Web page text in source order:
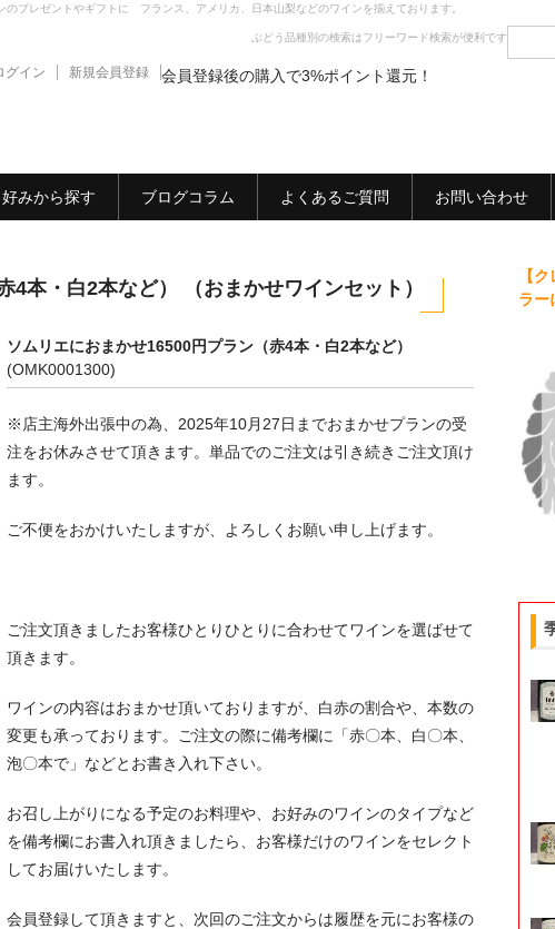
プレゼントやギフトに フランス、アメリカ、日本山梨などのワインを揃えております。
ぶどう品種別の検索はフリーワード検索が便利です
グイン 新規会員登録 会員登録後の購入で3%ポイント還元！
好みから探す ブログコラム よくあるご質問 お問い合わせ
本・白2本など） （おまかせワインセット）
ソムリエにおまかせ16500円プラン（赤4本・白2本など）
(OMK0001300)
※店主海外出張中の為、2025年10月27日までおまかせプランの受
注をお休みさせて頂きます。単品でのご注文は引き続きご注文頂け
ます。
ご不便をおかけいたしますが、よろしくお願い申し上げます。
ご注文頂きましたお客様ひとりひとりに合わせてワインを選ばせて
頂きます。
ワインの内容はおまかせ頂いておりますが、白赤の割合や、本数の
変更も承っております。ご注文の際に備考欄に「赤〇本、白〇本、
泡〇本で」などとお書き入れ下さい。
お召し上がりになる予定のお料理や、お好みのワインのタイプなど
を備考欄にお書入れ頂きましたら、お客様だけのワインをセレクト
してお届けいたします。
会員登録して頂きますと、次回のご注文からは履歴を元にお客様の
【
ラー